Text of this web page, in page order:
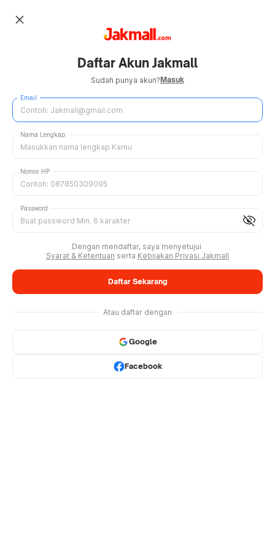
close
Daftar Akun Jakmall
Sudah punya akun?Masuk
Email
Nama Lengkap
Nomor HP
visibility_off
Password
Dengan mendaftar, saya menyetujui
Syarat & Ketentuan serta Kebijakan Privasi Jakmall
Daftar Sekarang
Atau daftar dengan
Google
Facebook